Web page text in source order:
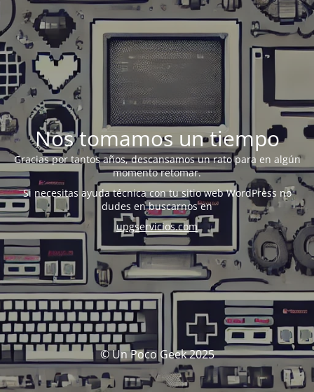
Nos tomamos un tiempo
Gracias por tantos años, descansamos un rato para en algún
momento retomar.
Si necesitas ayuda técnica con tu sitio web WordPress no
dudes en buscarnos en
upgservicios.com
© Un Poco Geek 2025